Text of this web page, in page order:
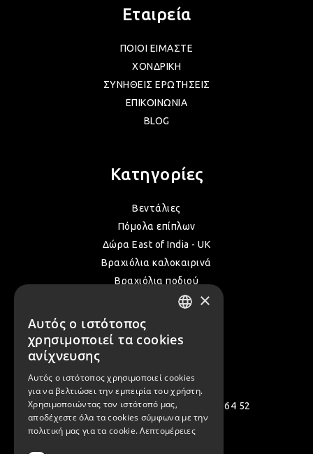
Εταιρεία
ΠΟΙΟΙ ΕΙΜΑΣΤΕ
ΧΟΝΔΡΙΚΗ
ΣΥΝΗΘΕΙΣ ΕΡΩΤΗΣΕΙΣ
ΕΠΙΚΟΙΝΩΝΙΑ
BLOG
Κατηγορίες
Βεντάλιες
Πόμολα επίπλων
Δώρα East of India - UK
Βραχιόλια καλοκαιρινά
Βραχιόλια ποδιού
Δακτυλίδια
Όλα τα Καλοκαιρινά μας
Επικοινωνία
Πολεμιστών 12, Αργυρούπολη 164 52
[email protected]
×
Αυτός ο ιστότοπος
χρησιμοποιεί τα cookies
ανίχνευσης
Αυτός ο ιστότοπος χρησιμοποιεί cookies
για να βελτιώσει την εμπειρία του χρήστη.
Χρησιμοποιώντας τον ιστότοπό μας,
αποδέχεστε όλα τα cookies σύμφωνα με την
πολιτική μας για τα cookie. Λεπτομέρειες